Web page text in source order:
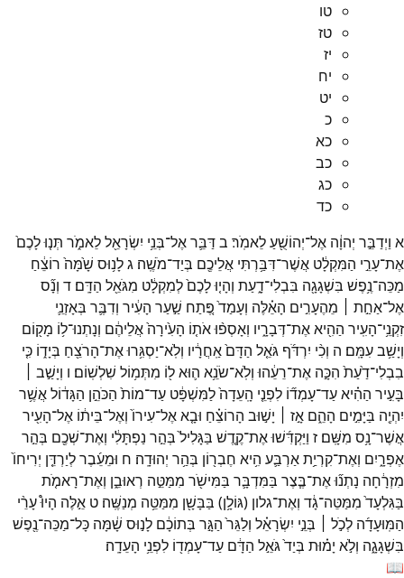
טו
טז
יז
יח
יט
כ
כא
כב
כג
כד
א וַיְדַבֵּ֣ר יְהוָ֔ה אֶל־יְהוֹשֻׁ֖עַלֵאמֹֽר׃ בדַּבֵּ֛ראֶל־בְּנֵ֥י יִשְׂרָאֵ֖ללֵאמֹ֑ר תְּנ֤וּלָכֶם֙
אֶת־עָרֵ֣י הַמִּקְלָ֔ט אֲשֶׁר־דִּבַּ֥רְתִּי אֲלֵיכֶ֖ם בְּיַד־מֹשֶֽׁה׃ גלָנ֥וּס שָׁ֙מָּה֙ רוֹצֵ֔חַ
מַכֵּה־נֶ֥פֶשׁ בִּשְׁגָגָ֖ה בִּבְלִי־דָ֑עַת וְהָי֤וּלָכֶם֙לְמִקְלָ֔ט מִגֹּאֵ֖ל הַדָּֽם׃ ד וְנָ֞ס
אֶל־אַחַ֣ת ׀ מֵהֶעָרִ֣ים הָאֵ֗לֶּה וְעָמַד֙ פֶּ֚תַח שַׁ֣עַר הָעִ֔יר וְדִבֶּ֛ר בְּאָזְנֵ֛י
זִקְנֵ֥י־הָעִֽיר הַהִ֖יאאֶת־דְּבָרָ֑יו וְאָסְפ֨וּאֹת֤וֹ הָעִ֙ירָה֙אֲלֵיהֶ֔ם וְנָתְנוּ־ל֥וֹ מָק֖וֹם
וְיָשַׁ֥בעִמָּֽם׃ ה וְכִ֨י יִרְדֹּ֜ף גֹּאֵ֤ל הַדָּם֙אַֽחֲרָ֔יו וְלֹֽא־יַסְגִּ֥רוּאֶת־הָרֹצֵ֖חַ בְּיָד֑וֹ כִּ֤י
בִבְלִי־דַ֙עַת֙ הִכָּ֣ה אֶת־רֵעֵ֔הוּ וְלֹֽא־שֹׂנֵ֥א ה֛וּאל֖וֹ מִתְּמ֥וֹל שִׁלְשֽׁוֹם׃ ו וְיָשַׁ֣ב ׀
בָּעִ֣יר הַהִ֗יאעַד־עָמְד֞וֹ לִפְנֵ֤י הָֽעֵדָה֙לַמִּשְׁפָּ֔ט עַד־מוֹת֙ הַכֹּהֵ֣ן הַגָּד֔וֹלאֲשֶׁ֥ר
יִהְיֶ֖ה בַּיָּמִ֣ים הָהֵ֑ם אָ֣ז ׀ יָשׁ֣וּב הָרוֹצֵ֗חַ וּבָ֤אאֶל־עִירוֹ֙ וְאֶל־בֵּית֔וֹ אֶל־הָעִ֖יר
אֲשֶׁר־נָ֥ס מִשָּֽׁם׃ ז וַיַּקְדִּ֜שׁוּאֶת־קֶ֤דֶשׁ בַּגָּלִיל֙ בְּהַ֣ר נַפְתָּלִ֔י וְאֶת־שְׁכֶ֖ם בְּהַ֣ר
אֶפְרָ֑יִם וְאֶת־קִרְיַ֥תאַרְבַּ֛ע הִ֥יא חֶבְר֖וֹן בְּהַ֥ר יְהוּדָֽה׃ ח וּמֵעֵ֜בֶרלְיַרְדֵּ֤ן יְרִיחוֹ֙
מִזְרָ֔חָה נָתְנ֞וּאֶת־בֶּ֧צֶר בַּמִּדְבָּ֛ר בַּמִּישֹׁ֖ר מִמַּטֵּ֣ה רְאוּבֵ֑ן וְאֶת־רָאמֹ֤ת
בַּגִּלְעָד֙ מִמַּטֵּה־גָ֔ד וְאֶת־גלון (גּוֹלָ֥ן) בַּבָּשָׁ֖ן מִמַּטֵּ֥ה מְנַשֶּֽׁה׃ ט אֵ֣לֶּה הָיוּ֩עָרֵ֨י
הַמּֽוּעָדָ֜ה לְכֹ֣ל ׀ בְּנֵ֣י יִשְׂרָאֵ֗ל וְלַגֵּר֙ הַגָּ֣ר בְּתוֹכָ֔ם לָנ֣וּס שָׁ֔מָּה כָּל־מַכֵּה־נֶ֖פֶשׁ
בִּשְׁגָגָ֑ה וְלֹ֣א יָמ֗וּת בְּיַד֙גֹּאֵ֣ל הַדָּ֔ם עַד־עָמְד֖וֹ לִפְנֵ֥י הָעֵדָֽה׃
📖